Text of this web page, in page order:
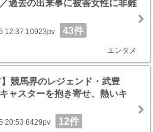
過去の出来事に被害女性に非難
12:37 10923pv 43件
エンタメ
競馬界のレジェンド・武豊
キャスターを抱き寄せ、熱いキ
20:53 8429pv 12件